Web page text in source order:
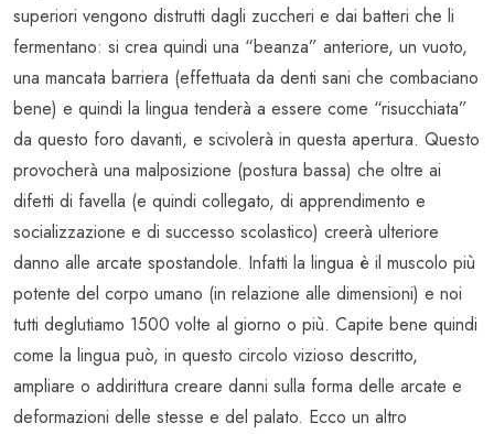
superiori vengono distrutti dagli zuccheri e dai batteri che li
fermentano: si crea quindi una “beanza” anteriore, un vuoto,
una mancata barriera (effettuata da denti sani che combaciano
bene) e quindi la lingua tenderà a essere come “risucchiata”
da questo foro davanti, e scivolerà in questa apertura. Questo
provocherà una malposizione (postura bassa) che oltre ai
difetti di favella (e quindi collegato, di apprendimento e
socializzazione e di successo scolastico) creerà ulteriore
danno alle arcate spostandole. Infatti la lingua è il muscolo più
potente del corpo umano (in relazione alle dimensioni) e noi
tutti deglutiamo 1500 volte al giorno o più. Capite bene quindi
come la lingua può, in questo circolo vizioso descritto,
ampliare o addirittura creare danni sulla forma delle arcate e
deformazioni delle stesse e del palato. Ecco un altro